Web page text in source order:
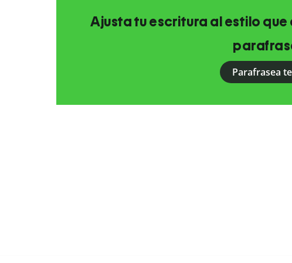
Ajusta tu escritura al estilo
Parafrasea